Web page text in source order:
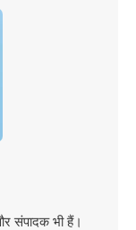
संपादक भी हैं।